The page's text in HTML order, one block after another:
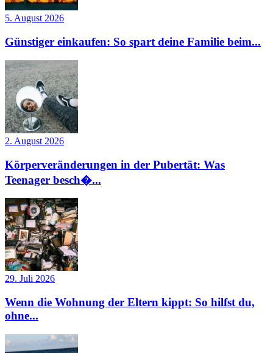
5. August 2026
Günstiger einkaufen: So spart deine Familie beim...
2. August 2026
Körperveränderungen in der Pubertät: Was
Teenager besch�...
29. Juli 2026
Wenn die Wohnung der Eltern kippt: So hilfst du,
ohne...